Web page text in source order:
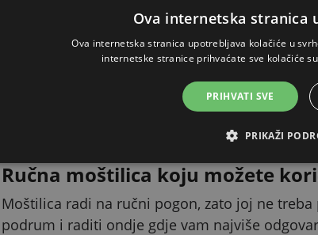
Košara za voće prima 14 litara voćne mase,
berbe jabuka, krušaka ili grožđa to znači
(ukupna visina 86 cm) pritom zadržava istu
Oblikovan izljev bez gubitka soka
Iscijeđeni sok otječe kroz oblikovan izljev
Radno mjesto ostaje čisto, a vi iz svake ture
Ručna moštilica koju možete
Moštilica radi na ručni pogon, zato joj ne
podrum i raditi ondje gdje vam najviše
Ova internetska stranica
Ova internetska stranica upotrebljava kolačiće u
internetske stranice prihvaćate sve kolačiće
PRIHVATI SVE
PRIKAŽI